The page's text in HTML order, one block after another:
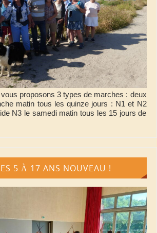
proposons 3 types de marches : deux
matin tous les quinze jours : N1 et N2
N3 le samedi matin tous les 15 jours de
5 À 17 ANS NOUVEAU !